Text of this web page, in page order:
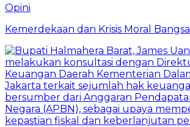
Opini
Kemerdekaan dan Krisis Moral Bangsa